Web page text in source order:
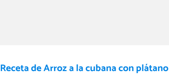
Receta de Arroz a la cubana con plátano